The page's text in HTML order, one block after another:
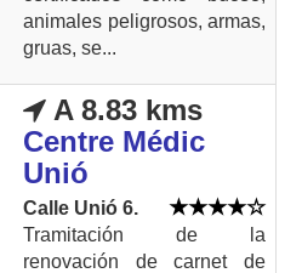
animales peligrosos, armas,
gruas, se...
A 8.83 kms
Centre Médic
Unió
Calle Unió 6.
Tramitación de la
renovación de carnet de